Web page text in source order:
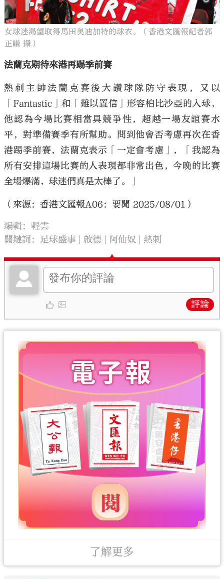
女球迷渴望取得馬田奧迪加特的球衣。（香港文匯報記者郭
正謙 攝）
法蘭克期待來港再踢季前賽
熱刺主帥法蘭克賽後大讚球隊防守表現，又以
「Fantastic」和「難以置信」形容柏比沙亞的入球，
他認為今場比賽相當具競爭性，超越一場友誼賽水
平，對準備賽季有所幫助。問到他會否考慮再次在香
港踢季前賽，法蘭克表示「一定會考慮」，「我認為
所有安排這場比賽的人表現都非常出色，今晚的比賽
全場爆滿，球迷們真是太棒了。」
（來源：香港文匯報A06：要聞 2025/08/01）
編輯：輕雲
關鍵詞： 足球盛事 啟德 阿仙奴 熱刺
評論
了解更多